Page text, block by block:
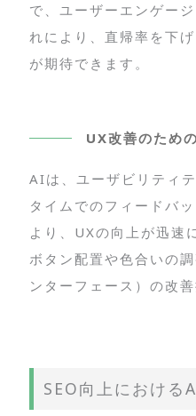
で、ユーザーエンゲー
れにより、直帰率を下
が期待できます。
UX改善のため
AIは、ユーザビリティ
タイムでのフィードバ
より、UXの向上が迅速
ボタン配置や色合いの
ンターフェース）の改
SEO向上における